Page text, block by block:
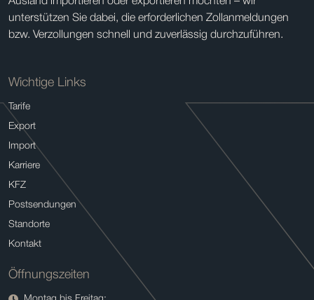
unterstützen Sie dabei, die erforderlichen Zollanmeldungen
bzw. Verzollungen schnell und zuverlässig durchzuführen.
Wichtige Links
Tarife
Export
Import
Karriere
KFZ
Postsendungen
Standorte
Kontakt
Öffnungszeiten